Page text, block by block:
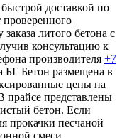
доставкой по
проверенного
литого бетона с
консультацию к
производителя +7
БГ Бетон размещена в
цены на
прайсе представлены
бетон. Если
прокачки песчаной
смеси